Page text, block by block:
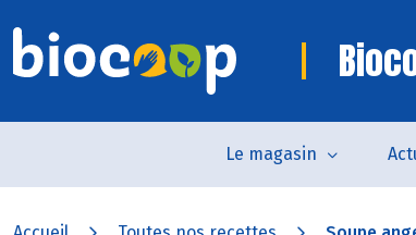
Le magasin